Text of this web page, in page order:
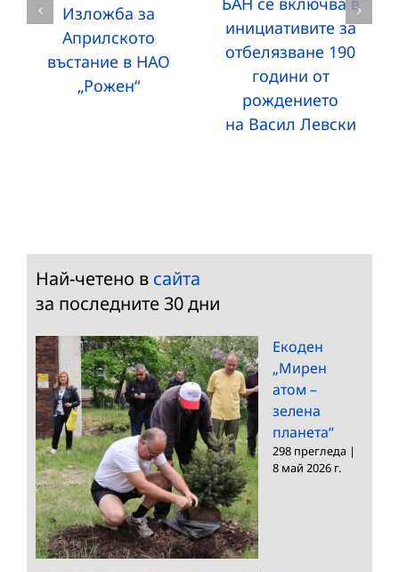
Изложба за
Априлското
въстание в НАО
„Рожен“
инициативите за
отбелязване 190
години от
рождението
на Васил Левски
Най-четено в сайта
за последните 30 дни
Екоден
„Мирен
атом –
зелена
планета“
298 прегледа |
8 май 2026 г.